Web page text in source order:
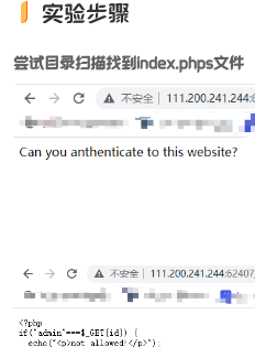
实验步骤
尝试目录扫描找到index.phps文件